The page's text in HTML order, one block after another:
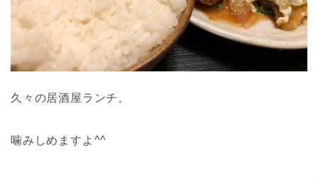
久々の居酒屋ランチ。
噛みしめますよ^^